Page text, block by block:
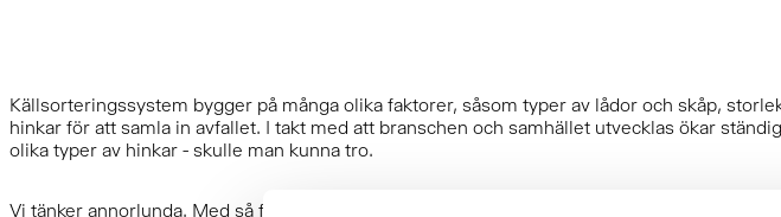
Källsorteringssystem bygger på många olika faktorer, såsom typer av lådor och skåp,
hinkar för att samla in avfallet. I takt med att branschen och samhället utvecklas ökar
olika typer av hinkar - skulle man kunna tro.
Vi tänker annorlunda. Med så få komponenter som möjligt, erbjuder vi en oändlig